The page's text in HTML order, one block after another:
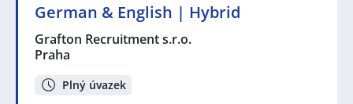
German & English | Hybrid
Grafton Recruitment s.r.o.
Praha
Plný úvazek